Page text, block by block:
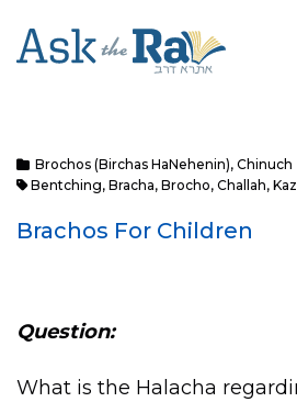
Brochos (Birchas HaNehenin), Chinuch
Bentching, Bracha, Brocho, Challah,
Brachos For Children
Question:
What is the Halacha